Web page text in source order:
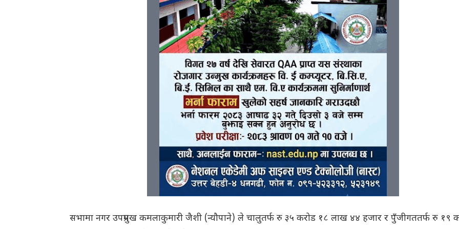
सभामा नगर उपप्रमुख कमलाकुमारी जैशी (न्यौपाने) ले चालुतर्फ रु ३५ करोड १८ लाख ४४ हजार र पुँजीगततर्फ रु १९